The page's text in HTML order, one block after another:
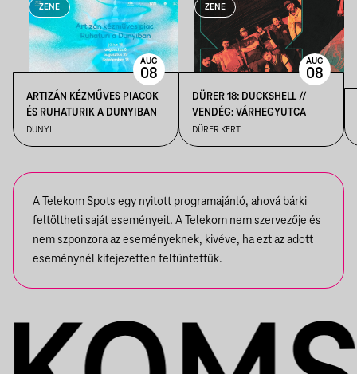
ZENE
ARTIZÁN KÉZMŰVES PIACOK
ÉS RUHATURIK A DUNYIBAN
DUNYI
AUG
08
ZENE
DÜRER 18: DUCKSHELL //
VENDÉG: VÁRHEGYUTCA
DÜRER KERT
AUG
08
A Telekom Spots egy nyitott programajánló, ahová bárki
feltöltheti saját eseményeit. A Telekom nem szervezője és
nem szponzora az eseményeknek, kivéve, ha ezt az adott
eseménynél kifejezetten feltüntettük.